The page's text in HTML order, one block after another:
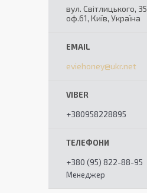
вул. Світлицького,
оф.61, Київ, Україна
eviehoney@ukr.net
+380958228895
+380 (95) 822-88-95
Менеджер